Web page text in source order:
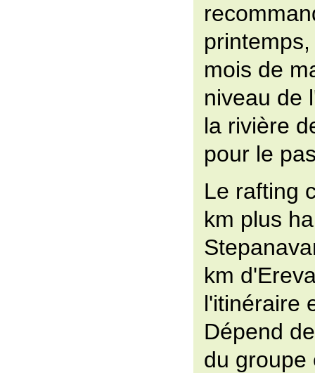
mois de
niveau de
la rivière
pour le
Le rafting
km plus
km
l'itinéraire
Dépend
du groupe